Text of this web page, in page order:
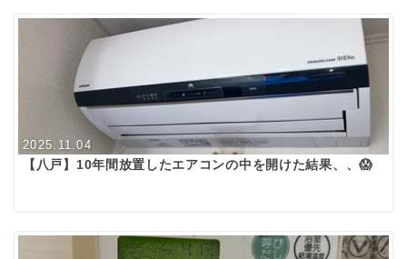
2025.11.04
【八戸】10年間放置したエアコンの中を開けた結果、、😱